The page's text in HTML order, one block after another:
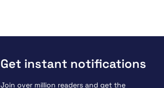
Get instant notifications
Join over million readers and get the